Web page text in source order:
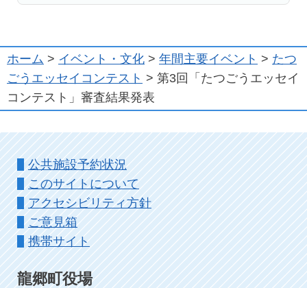
ホーム > イベント・文化 > 年間主要イベント > たつ
ごうエッセイコンテスト > 第3回「たつごうエッセイ
コンテスト」審査結果発表
公共施設予約状況
このサイトについて
アクセシビリティ方針
ご意見箱
携帯サイト
龍郷町役場